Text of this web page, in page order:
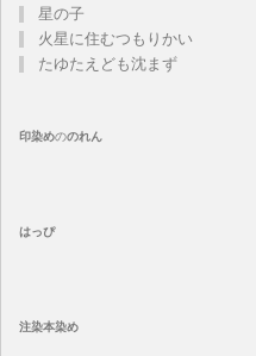
星の子
火星に住むつもりかい
たゆたえども沈まず
印染めののれん
はっぴ
注染本染め